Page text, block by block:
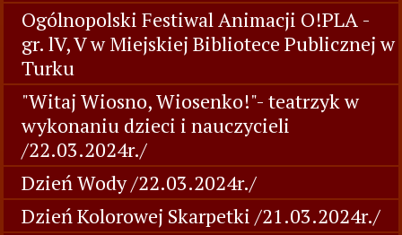
Ogólnopolski Festiwal Animacji O!PLA -
gr. lV, V w Miejskiej Bibliotece Publicznej w
Turku
"Witaj Wiosno, Wiosenko!"- teatrzyk w
wykonaniu dzieci i nauczycieli
/22.03.2024r./
Dzień Wody /22.03.2024r./
Dzień Kolorowej Skarpetki /21.03.2024r./